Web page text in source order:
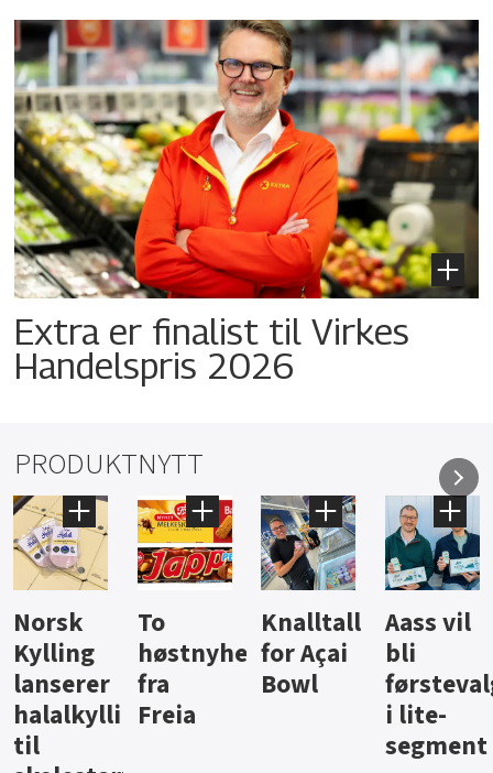
Extra er finalist til Virkes
Handelspris 2026
PRODUKTNYTT
Knalltall
for Açai
Bowl
Aass vil
bli
førstevalg
i lite-
Brus og
jus fra
Berentsen
Hard
iste fra
Hansa